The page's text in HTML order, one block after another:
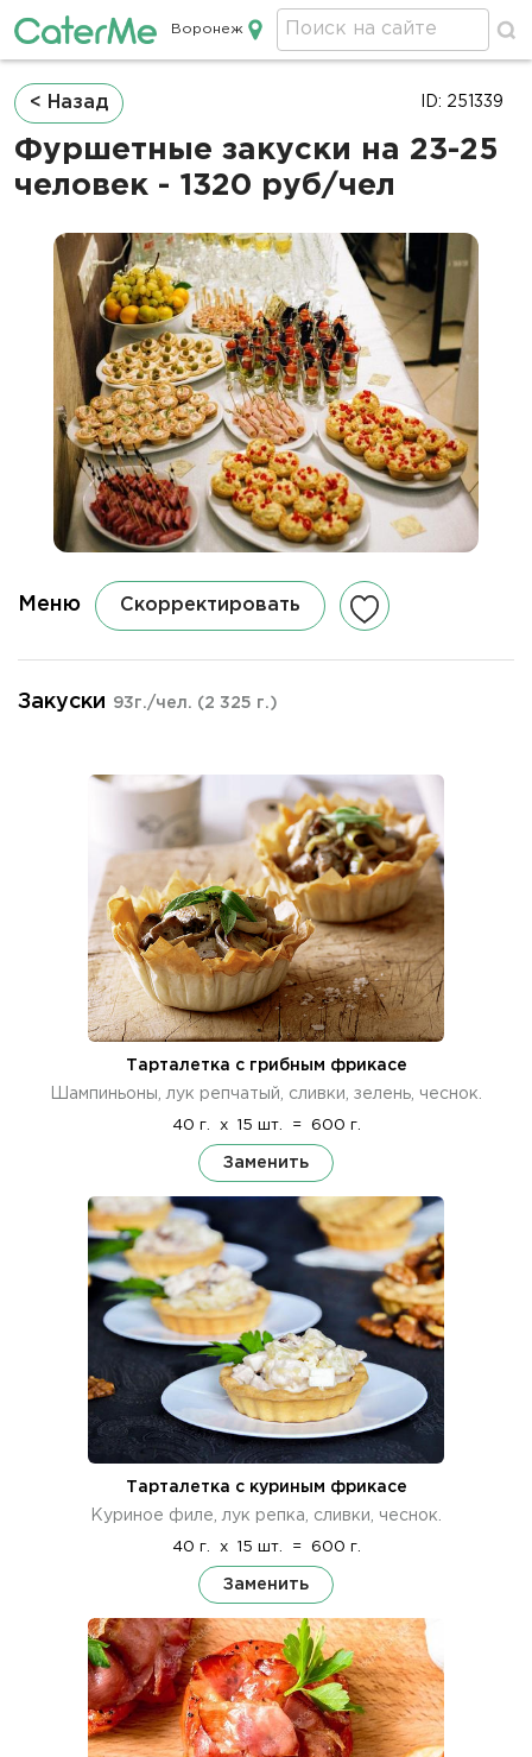
Кейтеринг в Воронеже
Воронеж
Строка
навигации
< Назад
Фуршетные закуски на 23-25
человек - 1320 руб/чел
ID: 251339
Меню Скорректировать
Закуски 93г./чел. (2 325 г.)
Тарталетка с грибным фрикасе
Шампиньоны, лук репчатый, сливки, зелень, чеснок.
40 г. x 15 шт. = 600 г.
Заменить
Тарталетка с куриным фрикасе
Куриное филе, лук репка, сливки, чеснок.
40 г. x 15 шт. = 600 г.
Заменить